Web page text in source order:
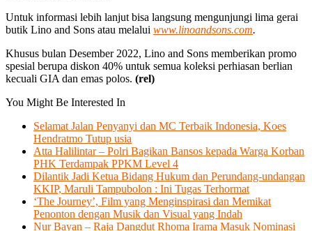
Untuk informasi lebih lanjut bisa langsung mengunjungi lima gerai
butik Lino and Sons atau melalui www.linoandsons.com.
Khusus bulan Desember 2022, Lino and Sons memberikan promo
spesial berupa diskon 40% untuk semua koleksi perhiasan berlian
kecuali GIA dan emas polos. (rel)
You Might Be Interested In
Selamat Jalan Penyanyi dan MC Terbaik Indonesia, Koes
Hendratmo Tutup usia
Atta Halilintar – Polri Bagikan Bansos kepada Warga Korban
PHK Terdampak PPKM Level 4
Dilantik Jadi Ketua Bidang Hukum dan Perundang-undangan
KKIP, Maruli Tampubolon : Ini Tugas Terhormat
‘The Journey’, Film yang Menginspirasi dan Memikat
Penonton dengan Musik dan Visual yang Indah
Nur Bayan – Raja Dangdut Rhoma Irama Masuk Nominasi